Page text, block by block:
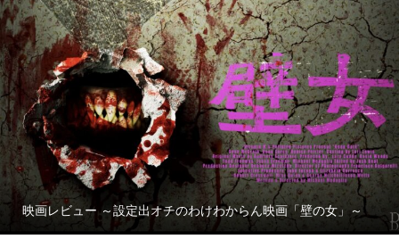
映画レビュー ～設定出オチのわけわからん映画「壁の女」～